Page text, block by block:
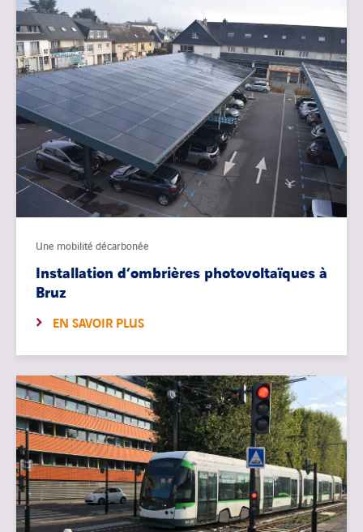
Une mobilité décarbonée
Installation d’ombrières photovoltaïques à
Bruz
EN SAVOIR PLUS